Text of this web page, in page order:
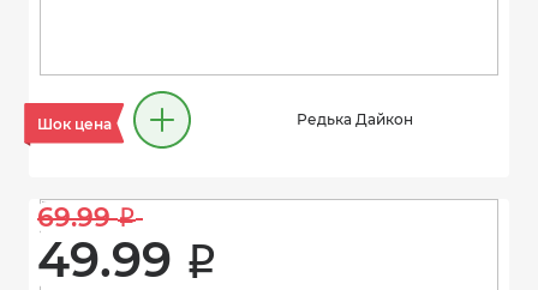
Шок цена Редька Дайкон
69.99 i
49.99 i